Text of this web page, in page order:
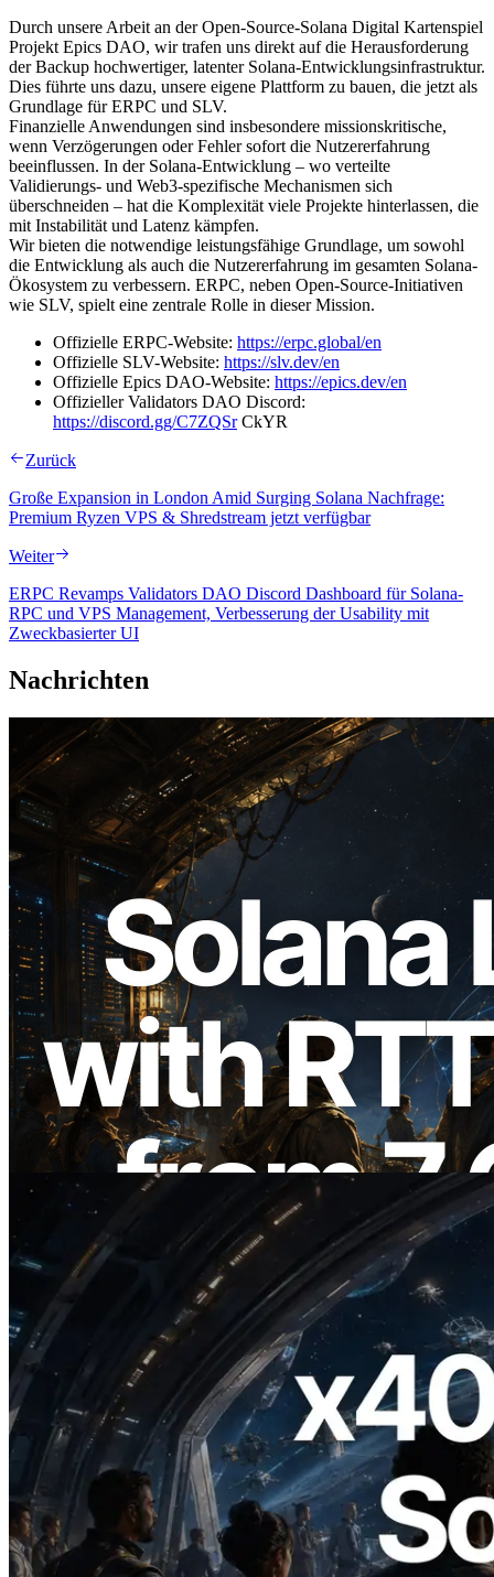
Durch unsere Arbeit an der Open-Source-Solana Digital Kartenspiel
Projekt Epics DAO, wir trafen uns direkt auf die Herausforderung
der Backup hochwertiger, latenter Solana-Entwicklungsinfrastruktur.
Dies führte uns dazu, unsere eigene Plattform zu bauen, die jetzt als
Grundlage für ERPC und SLV.
Finanzielle Anwendungen sind insbesondere missionskritische,
wenn Verzögerungen oder Fehler sofort die Nutzererfahrung
beeinflussen. In der Solana-Entwicklung – wo verteilte
Validierungs- und Web3-spezifische Mechanismen sich
überschneiden – hat die Komplexität viele Projekte hinterlassen, die
mit Instabilität und Latenz kämpfen.
Wir bieten die notwendige leistungsfähige Grundlage, um sowohl
die Entwicklung als auch die Nutzererfahrung im gesamten Solana-
Ökosystem zu verbessern. ERPC, neben Open-Source-Initiativen
wie SLV, spielt eine zentrale Rolle in dieser Mission.
Offizielle ERPC-Website: https://erpc.global/en
Offizielle SLV-Website: https://slv.dev/en
Offizielle Epics DAO-Website: https://epics.dev/en
Offizieller Validators DAO Discord:
https://discord.gg/C7ZQSrCkYR
Zurück
Große Expansion in London Amid Surging Solana Nachfrage:
Premium Ryzen VPS & Shredstream jetzt verfügbar
Weiter
ERPC Revamps Validators DAO Discord Dashboard für Solana-
RPC und VPS Management, Verbesserung der Usability mit
Zweckbasierter UI
Nachrichten
2026.08.05
ERPC erweitert Solana Leader Slot API
um Ping-Messung aus 7 globalen
Regionen — Validators Information API
ebenfalls gestartet
Lesen Sie diesen Artikel
2026.07.04
ERPC startet x402-fähige Solana RPC —
Der Beginn einer Ära, in der KI-Agenten
APIs bei Bedarf bezahlen